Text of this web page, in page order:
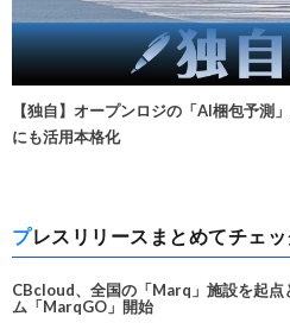
【独自】オープンロジの「AI梱包予測
にも活用本格化
プレスリリースまとめてチェッ
CBcloud、全国の「Marq」施設を起点
ム「MarqGO」開始